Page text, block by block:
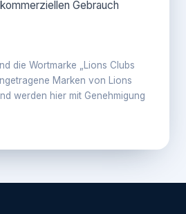
Gebrauch
die Wortmarke „Lions Clubs
Marken von Lions
werden hier mit Genehmigung